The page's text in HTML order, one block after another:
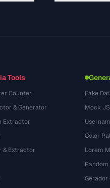
Tools
Counter
& Generator
Extractor
& Extractor
Fake
Mock
Color
Lorem
Gerador